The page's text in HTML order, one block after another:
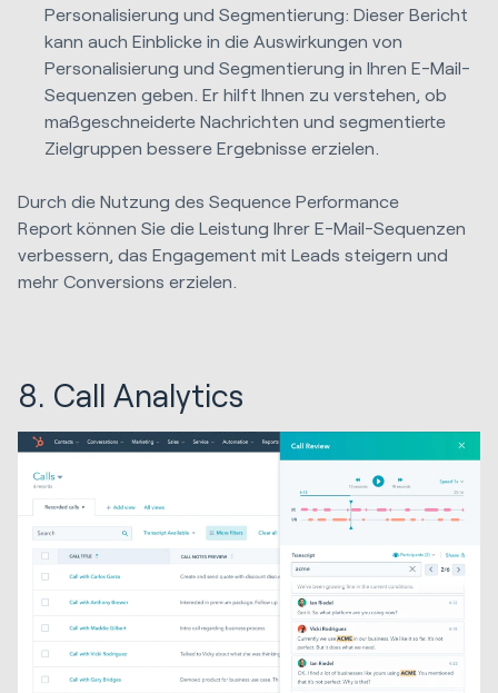
Personalisierung und Segmentierung: Dieser Bericht
kann auch Einblicke in die Auswirkungen von
Personalisierung und Segmentierung in Ihren E-Mail-
Sequenzen geben. Er hilft Ihnen zu verstehen, ob
maßgeschneiderte Nachrichten und segmentierte
Zielgruppen bessere Ergebnisse erzielen.
Durch die Nutzung des Sequence Performance
Report können Sie die Leistung Ihrer E-Mail-Sequenzen
verbessern, das Engagement mit Leads steigern und
mehr Conversions erzielen.
8. Call Analytics